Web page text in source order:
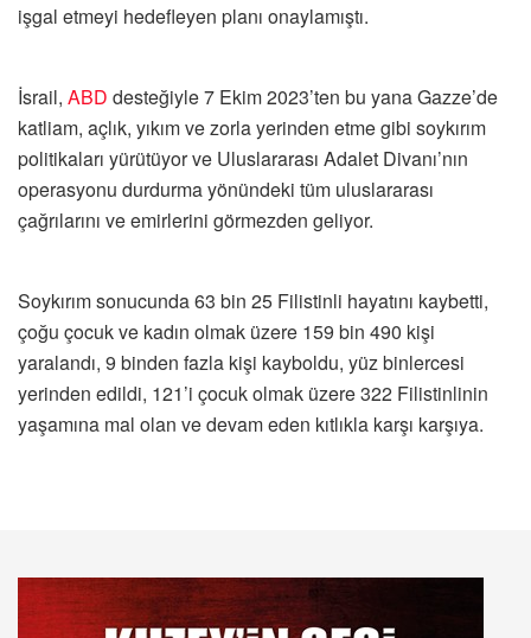
işgal etmeyi hedefleyen planı onaylamıştı.
İsrail, ABD desteğiyle 7 Ekim 2023’ten bu yana Gazze’de
katliam, açlık, yıkım ve zorla yerinden etme gibi soykırım
politikaları yürütüyor ve Uluslararası Adalet Divanı’nın
operasyonu durdurma yönündeki tüm uluslararası
çağrılarını ve emirlerini görmezden geliyor.
Soykırım sonucunda 63 bin 25 Filistinli hayatını kaybetti,
çoğu çocuk ve kadın olmak üzere 159 bin 490 kişi
yaralandı, 9 binden fazla kişi kayboldu, yüz binlercesi
yerinden edildi, 121’i çocuk olmak üzere 322 Filistinlinin
yaşamına mal olan ve devam eden kıtlıkla karşı karşıya.